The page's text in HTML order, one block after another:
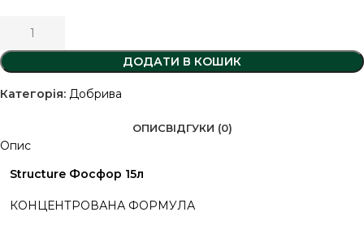
ДОДАТИ В КОШИК
Категорія: Добрива
ОПИСВІДГУКИ (0)
Опис
Structure Фосфор 15л
КОНЦЕНТРОВАНА ФОРМУЛА